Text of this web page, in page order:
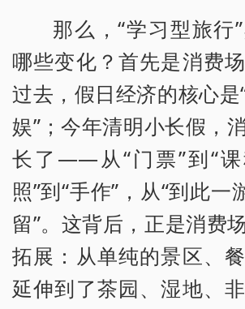
那么，“学习型旅行
哪些变化？首先是消费场
过去，假日经济的核心是
娱”；今年清明小长假，
长了——从“门票”到“课
照”到“手作”，从“到此一
留”。这背后，正是消费
拓展：从单纯的景区、
延伸到了茶园、湿地、